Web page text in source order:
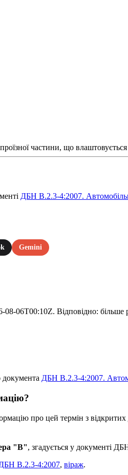
частини, що
ДБН В.2.3-4:2007.
Gemini
08-06T00:10Z. Відповідно: більше
документа ДБН В.2.3-4:2007.
про цей термін з
"В", згадується у документі
В.2.3-4:2007, віраж.